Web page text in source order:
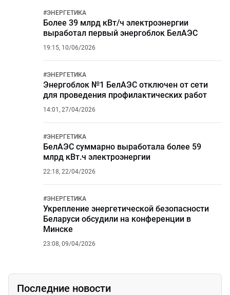
#ЭНЕРГЕТИКА
Более 39 млрд кВт/ч электроэнергии
выработал первый энергоблок БелАЭС
19:15, 10/06/2026
#ЭНЕРГЕТИКА
Энергоблок №1 БелАЭС отключен от сети
для проведения профилактических работ
14:01, 27/04/2026
#ЭНЕРГЕТИКА
БелАЭС суммарно выработала более 59
млрд кВт.ч электроэнергии
22:18, 22/04/2026
#ЭНЕРГЕТИКА
Укрепление энергетической безопасности
Беларуси обсудили на конференции в
Минске
23:08, 09/04/2026
Последние новости